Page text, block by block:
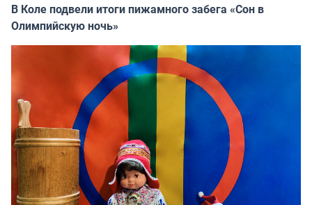
В Коле подвели итоги пижамного забега «Сон в
Олимпийскую ночь»